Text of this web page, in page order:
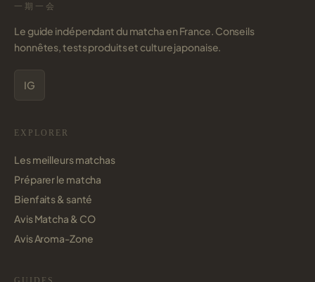
一期一会
Le guide indépendant du matcha en France. Conseils
honnêtes, tests produits et culture japonaise.
IG
EXPLORER
Les meilleurs matchas
Préparer le matcha
Bienfaits & santé
Avis Matcha & CO
Avis Aroma-Zone
GUIDES